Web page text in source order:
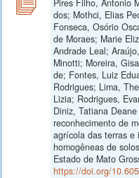
Pires Filho, Antonio
dos; Mothci, Elias
Fonseca, Osório
de Moraes; Marie
Andrade Leal;
Minotti; Moreira,
de; Fontes, Luiz
Rodrigues; Lima,
Lizia; Rodrigues,
Diniz, Tatiana
reconhecimento de
agrícola das terras e
homogêneas de
Estado de Mato
https://doi.org/